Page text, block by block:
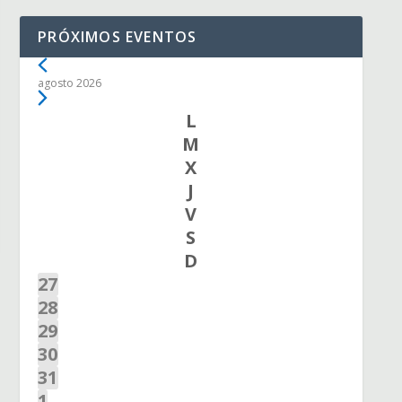
PRÓXIMOS EVENTOS
agosto 2026
A
R
O
F
E
L
M
X
J
V
S
D
4
E
V
E
N
27
4
E
V
E
28
4
E
V
29
4
E
30
4
31